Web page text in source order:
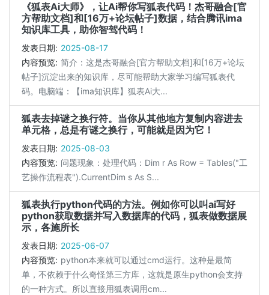
《狐表Ai大师》，让Ai帮你写狐表代码！杰哥融合[官
方帮助文档]和[16万+论坛帖子]数据，结合腾讯ima
知识库工具，助你智驾代码！
发表日期: 2025-08-17
内容预览: 简介：这是杰哥融合[官方帮助文档]和[16万+论坛
帖子]沉淀出来的知识库，尽可能帮助大家学习编写狐表代
码。电脑端：【ima知识库】狐表Ai大...
狐表去掉谜之换行符。当你从其他地方复制内容进去
单元格，总是有谜之换行，可能就是因为它！
发表日期: 2025-08-03
内容预览: 问题现象：处理代码：Dim r As Row = Tables("工
艺操作流程表").CurrentDim s As S...
狐表执行python代码的方法。例如你可以叫ai写好
python获取数据并写入数据库的代码，狐表做数据展
示，各施所长
发表日期: 2025-06-07
内容预览: python本来就可以通过cmd运行。这种是最简
单，不依赖于什么奇怪第三方库，这就是原生python会支持
的一种方式。所以直接用狐表调用cm...